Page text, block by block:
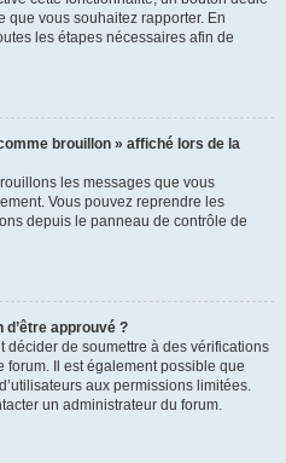
que vous souhaitez rapporter. En
les étapes nécessaires afin de
brouillon » affiché lors de la
les messages que vous
Vous pouvez reprendre les
depuis le panneau de contrôle de
d’être approuvé ?
décider de soumettre à des vérifications
forum. Il est également possible que
aux permissions limitées.
un administrateur du forum.